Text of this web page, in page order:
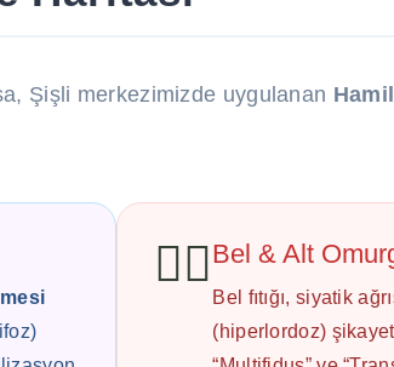
Şişli merkezimizde uygulanan
🧍‍♀️Bel & Alt
Bel fıtığı, siyatik
(hiperlordoz)